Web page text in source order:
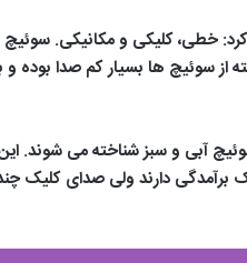
خطی، کلیکی و مکانیکی.
از سوئیچ ها بسیار کم صدا بوده
آبی و سبز شناخته می شوند.
دارند ولی صدای کلیک